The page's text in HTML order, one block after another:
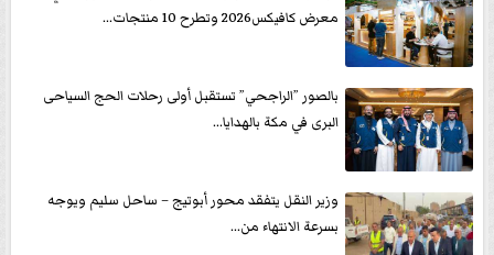
معرض كافيكس2026 وتطرح 10 منتجات...
بالصور ”الراجحي” تستقبل أولى رحلات الحج السياحى
البرى في مكة بالهدايا...
وزير النقل يتفقد محور أبوتيج – ساحل سليم ويوجه
بسرعة الانتهاء من...